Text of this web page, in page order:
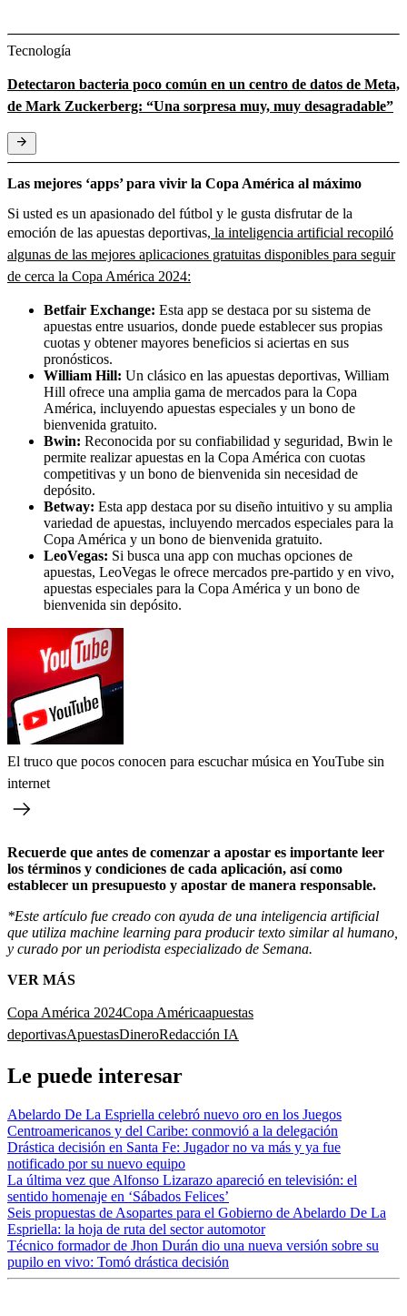
Tecnología
Detectaron bacteria poco común en un centro de datos de Meta,
de Mark Zuckerberg: “Una sorpresa muy, muy desagradable”
Las mejores ‘apps’ para vivir la Copa América al máximo
Si usted es un apasionado del fútbol y le gusta disfrutar de la
emoción de las apuestas deportivas, la inteligencia artificial recopiló
algunas de las mejores aplicaciones gratuitas disponibles para seguir
de cerca la Copa América 2024:
Betfair Exchange: Esta app se destaca por su sistema de
apuestas entre usuarios, donde puede establecer sus propias
cuotas y obtener mayores beneficios si aciertas en sus
pronósticos.
William Hill: Un clásico en las apuestas deportivas, William
Hill ofrece una amplia gama de mercados para la Copa
América, incluyendo apuestas especiales y un bono de
bienvenida gratuito.
Bwin: Reconocida por su confiabilidad y seguridad, Bwin le
permite realizar apuestas en la Copa América con cuotas
competitivas y un bono de bienvenida sin necesidad de
depósito.
Betway: Esta app destaca por su diseño intuitivo y su amplia
variedad de apuestas, incluyendo mercados especiales para la
Copa América y un bono de bienvenida gratuito.
LeoVegas: Si busca una app con muchas opciones de
apuestas, LeoVegas le ofrece mercados pre-partido y en vivo,
apuestas especiales para la Copa América y un bono de
bienvenida sin depósito.
El truco que pocos conocen para escuchar música en YouTube sin
internet
Recuerde que antes de comenzar a apostar es importante leer
los términos y condiciones de cada aplicación, así como
establecer un presupuesto y apostar de manera responsable.
*Este artículo fue creado con ayuda de una inteligencia artificial
que utiliza machine learning para producir texto similar al humano,
y curado por un periodista especializado de Semana.
VER MÁS
Copa América 2024Copa Américaapuestas
deportivasApuestasDineroRedacción IA
Le puede interesar
Abelardo De La Espriella celebró nuevo oro en los Juegos
Centroamericanos y del Caribe: conmovió a la delegación
Drástica decisión en Santa Fe: Jugador no va más y ya fue
notificado por su nuevo equipo
La última vez que Alfonso Lizarazo apareció en televisión: el
sentido homenaje en ‘Sábados Felices’
Seis propuestas de Asopartes para el Gobierno de Abelardo De La
Espriella: la hoja de ruta del sector automotor
Técnico formador de Jhon Durán dio una nueva versión sobre su
pupilo en vivo: Tomó drástica decisión